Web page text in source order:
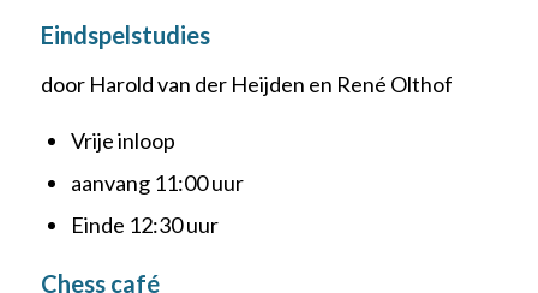
Eindspelstudies
door Harold van der Heijden en René Olthof
Vrije inloop
aanvang 11:00 uur
Einde 12:30 uur
Chess café